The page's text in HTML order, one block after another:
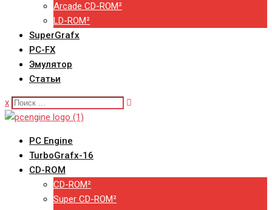
Arcade CD-ROM²
LD-ROM²
SuperGrafx
PC-FX
Эмулятор
Статьи
x
PC Engine
TurboGrafx-16
CD-ROM
CD-ROM²
Super CD-ROM²